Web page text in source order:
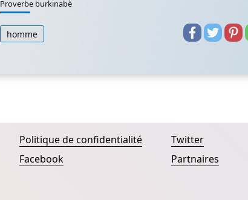
Proverbe burkinabè
homme
Politique de confidentialité
Facebook
Twitter
Partnaires